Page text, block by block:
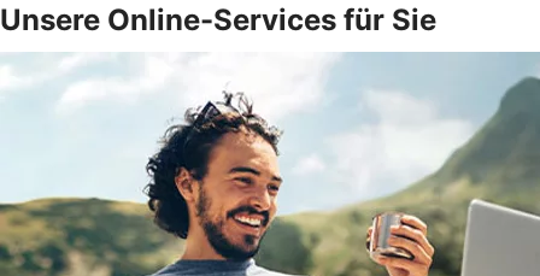
Unsere Online-Services für Sie